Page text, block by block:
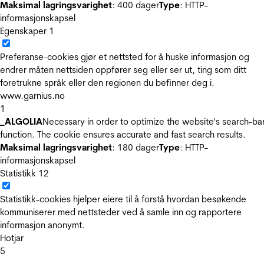
Maksimal lagringsvarighet: 400 dagerType: HTTP-
informasjonskapsel
Egenskaper 1
Preferanse-cookies gjør et nettsted for å huske informasjon og
endrer måten nettsiden oppfører seg eller ser ut, ting som ditt
foretrukne språk eller den regionen du befinner deg i.
www.garnius.no
1
_ALGOLIANecessary in order to optimize the website's search-
function. The cookie ensures accurate and fast search results.
Maksimal lagringsvarighet: 180 dagerType: HTTP-
informasjonskapsel
Statistikk 12
Statistikk-cookies hjelper eiere til å forstå hvordan besøkende
kommuniserer med nettsteder ved å samle inn og rapportere
informasjon anonymt.
Hotjar
5